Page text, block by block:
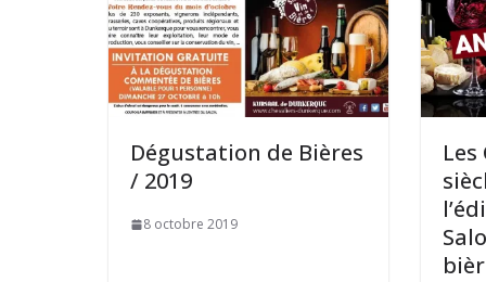
Dégustation de Bières
/ 2019
8 octobre 2019